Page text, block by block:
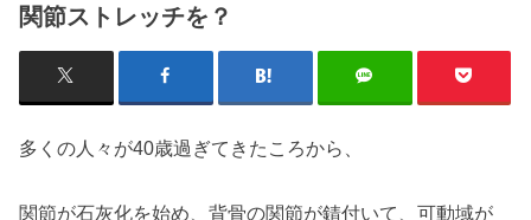
関節ストレッチを？
多くの人々が40歳過ぎてきたころから、
関節が石灰化を始め、背骨の関節が錆付いて、可動域が